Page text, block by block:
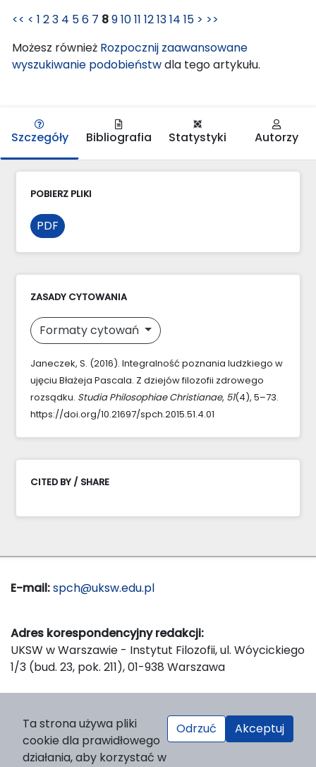
<< < 1 23 4 56 7 891011 121314 15 > >>
Możesz również Rozpocznij zaawansowane
wyszukiwanie podobieństwdla tego artykułu.
Szczegóły Bibliografia Statystyki Autorzy
POBIERZ PLIKI
PDF
ZASADY CYTOWANIA
Formaty cytowań
Janeczek, S. (2016). Integralność poznania ludzkiego w
ujęciu Błażeja Pascala. Z dziejów filozofii zdrowego
rozsądku. Studia Philosophiae Christianae, 51(4), 5–73.
https://doi.org/10.21697/spch.2015.51.4.01
CITED BY / SHARE
E-mail:spch@uksw.edu.pl
Adres korespondencyjny redakcji:
UKSW w Warszawie - Instytut Filozofii, ul. Wóycickiego
1/3 (bud. 23, pok. 211), 01-938 Warszawa
Wydawnictwo Naukowe UKSW, ul. Dewajtis 5, domek
nr 2, 01-815 Warszawa
Strona WWW Wydawnictwa
Ta strona używa pliki
cookie dla prawidłowego
działania, aby korzystać w
Odrzuć Akceptuj